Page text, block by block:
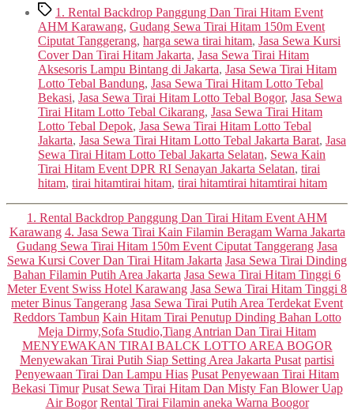
Tags1. Rental Backdrop Panggung Dan Tirai Hitam Event
AHM Karawang, Gudang Sewa Tirai Hitam 150m Event
Ciputat Tanggerang, harga sewa tirai hitam, Jasa Sewa Kursi
Cover Dan Tirai Hitam Jakarta, Jasa Sewa Tirai Hitam
Aksesoris Lampu Bintang di Jakarta, Jasa Sewa Tirai Hitam
Lotto Tebal Bandung, Jasa Sewa Tirai Hitam Lotto Tebal
Bekasi, Jasa Sewa Tirai Hitam Lotto Tebal Bogor, Jasa Sewa
Tirai Hitam Lotto Tebal Cikarang, Jasa Sewa Tirai Hitam
Lotto Tebal Depok, Jasa Sewa Tirai Hitam Lotto Tebal
Jakarta, Jasa Sewa Tirai Hitam Lotto Tebal Jakarta Barat, Jasa
Sewa Tirai Hitam Lotto Tebal Jakarta Selatan, Sewa Kain
Tirai Hitam Event DPR RI Senayan Jakarta Selatan, tirai
hitam, tirai hitamtirai hitam, tirai hitamtirai hitamtirai hitam
Categories
1. Rental Backdrop Panggung Dan Tirai Hitam Event AHM
Karawang 4. Jasa Sewa Tirai Kain Filamin Beragam Warna Jakarta
Gudang Sewa Tirai Hitam 150m Event Ciputat Tanggerang Jasa
Sewa Kursi Cover Dan Tirai Hitam Jakarta Jasa Sewa Tirai Dinding
Bahan Filamin Putih Area Jakarta Jasa Sewa Tirai Hitam Tinggi 6
Meter Event Swiss Hotel Karawang Jasa Sewa Tirai Hitam Tinggi 8
meter Binus Tangerang Jasa Sewa Tirai Putih Area Terdekat Event
Reddors Tambun Kain Hitam Tirai Penutup Dinding Bahan Lotto
Meja Dirmy,Sofa Studio,Tiang Antrian Dan Tirai Hitam
MENYEWAKAN TIRAI BALCK LOTTO AREA BOGOR
Menyewakan Tirai Putih Siap Setting Area Jakarta Pusat partisi
Penyewaan Tirai Dan Lampu Hias Pusat Penyewaan Tirai Hitam
Bekasi Timur Pusat Sewa Tirai Hitam Dan Misty Fan Blower Uap
Air Bogor Rental Tirai Filamin aneka Warna Boogor